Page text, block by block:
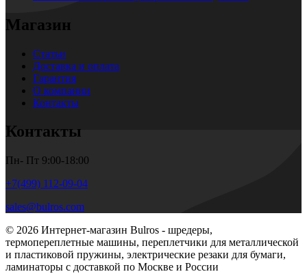
Магазин
Статьи
Доставка и оплата
Гарантия
О компании
Контакты
Контакты
Пн- Пт 9:00-18:00
+7(499) 112-09-04
sales@bulros.com
© 2026 Интернет-магазин Bulros - шредеры,
термопереплетные машины, переплетчики для металлической
и пластиковой пружины, электрические резаки для бумаги,
ламинаторы с доставкой по Москве и России